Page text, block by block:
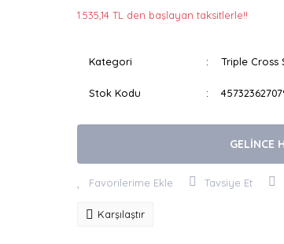
1.535,14 TL den başlayan taksitlerle!!
Kategori Triple Cross
Stok Kodu
GELİNCE
Tavsiye Et
Karşılaştır